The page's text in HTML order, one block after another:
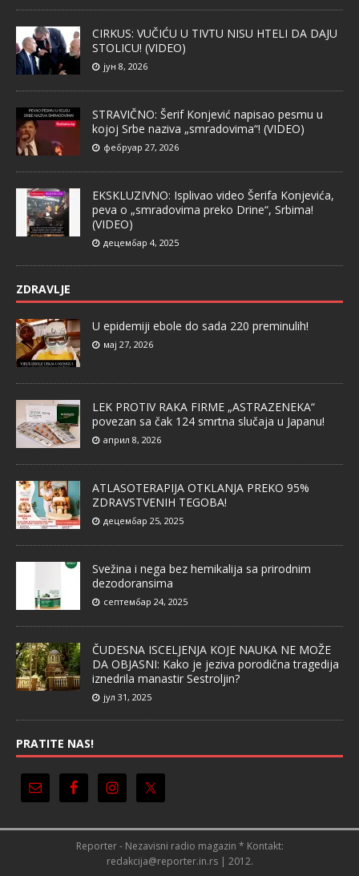
CIRKUS: VUČIĆU U TIVTU NISU HTELI DA DAJU
STOLICU! (VIDEO)
јун 8, 2026
STRAVIČNO: Šerif Konjević napisao pesmu u
kojoj Srbe naziva „smradovima“! (VIDEO)
фебруар 27, 2026
EKSKLUZIVNO: Isplivao video Šerifa Konjevića,
peva o „smradovima preko Drine“, Srbima!
(VIDEO)
децембар 4, 2025
ZDRAVLJE
U epidemiji ebole do sada 220 preminulih!
мај 27, 2026
LEK PROTIV RAKA FIRME „ASTRAZENEKA“
povezan sa čak 124 smrtna slučaja u Japanu!
април 8, 2026
ATLASOTERAPIJA OTKLANJA PREKO 95%
ZDRAVSTVENIH TEGOBA!
децембар 25, 2025
Svežina i nega bez hemikalija sa prirodnim
dezodoransima
септембар 24, 2025
ČUDESNA ISCELJENJA KOJE NAUKA NE MOŽE
DA OBJASNI: Kako je jeziva porodična tragedija
iznedrila manastir Sestroljin?
јул 31, 2025
PRATITE NAS!
Reporter - Nezavisni radio magazin * Kontakt:
redakcija@reporter.in.rs | 2012.